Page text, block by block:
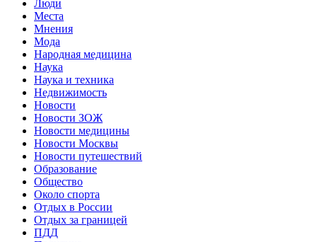
Люди
Места
Мнения
Мода
Народная медицина
Наука
Наука и техника
Недвижимость
Новости
Новости ЗОЖ
Новости медицины
Новости Москвы
Новости путешествий
Образование
Общество
Около спорта
Отдых в России
Отдых за границей
ПДД